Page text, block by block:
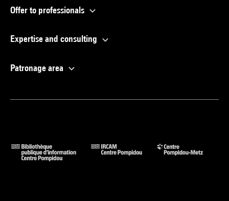
Offer to professionals
Expertise and consulting
Patronage area